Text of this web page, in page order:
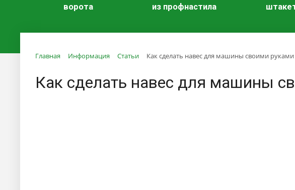
ворота
из профнастила
Главная Информация Статьи Как сделать навес для машины своими руками
Как сделать навес для машины